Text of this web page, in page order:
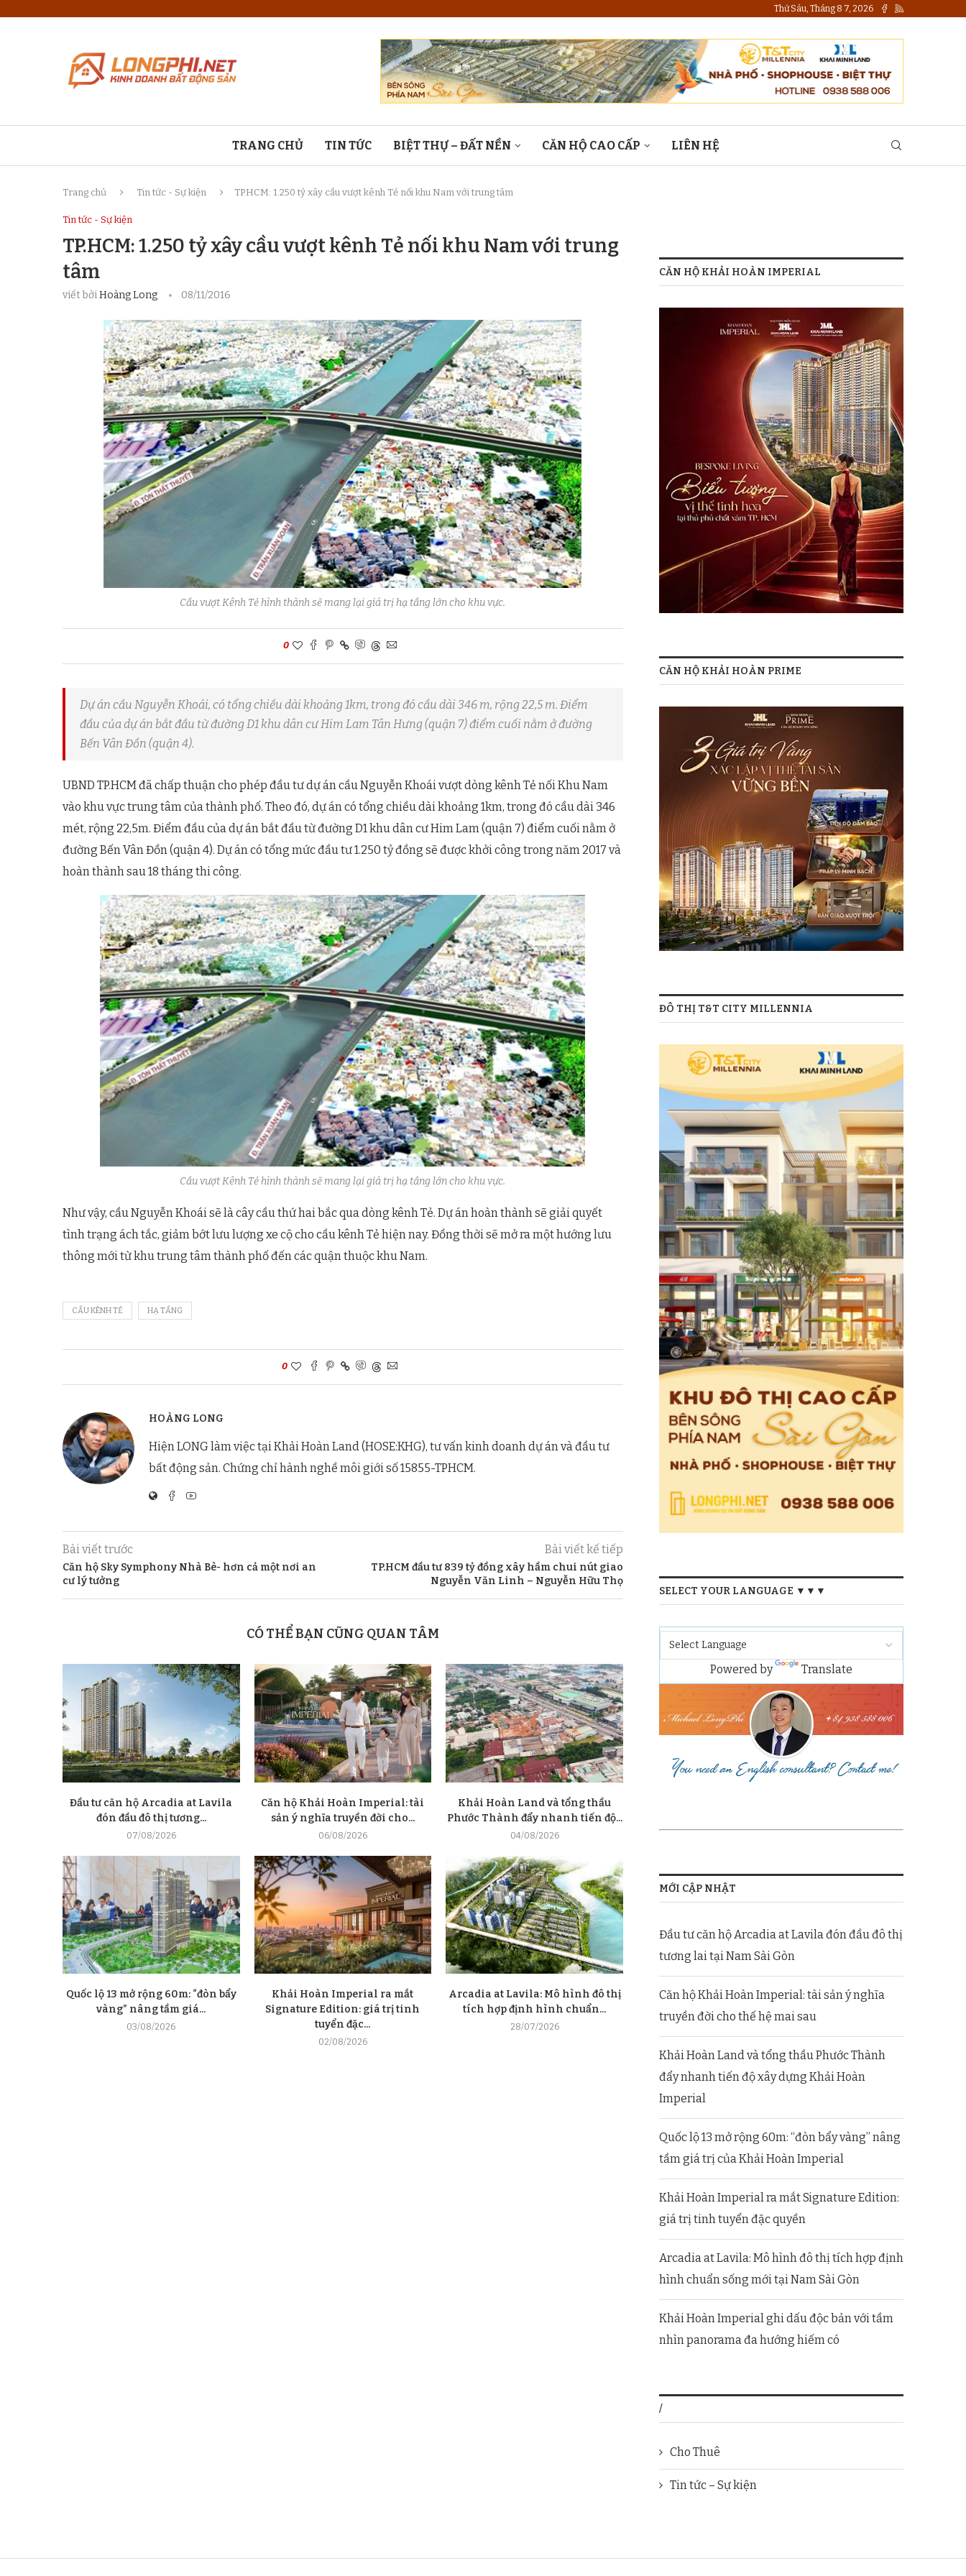
Thứ Sáu, Tháng 8 7, 2026
TRANG CHỦ TIN TỨC BIỆT THỰ – ĐẤT NỀN CĂN HỘ CAO CẤP LIÊN HỆ
Trang chủ Tin tức - Sự kiện TP.HCM: 1.250 tỷ xây cầu vượt kênh Tẻ nối khu Nam với trung tâm
Tin tức - Sự kiện
TP.HCM: 1.250 tỷ xây cầu vượt kênh Tẻ nối khu Nam với trung
tâm
viết bởiHoàng Long 08/11/2016
Cầu vượt Kênh Tẻ hình thành sẽ mang lại giá trị hạ tầng lớn cho khu vực.
0
Dự án cầu Nguyễn Khoái, có tổng chiều dài khoảng 1km, trong đó cầu dài 346 m, rộng 22,5 m. Điểm
đầu của dự án bắt đầu từ đường D1 khu dân cư Him Lam Tân Hưng (quận 7) điểm cuối nằm ở đường
Bến Vân Đồn (quận 4).
UBND TP.HCM đã chấp thuận cho phép đầu tư dự án cầu Nguyễn Khoái vượt dòng kênh Tẻ nối Khu Nam
vào khu vực trung tâm của thành phố. Theo đó, dự án có tổng chiều dài khoảng 1km, trong đó cầu dài 346
mét, rộng 22,5m. Điểm đầu của dự án bắt đầu từ đường D1 khu dân cư Him Lam (quận 7) điểm cuối nằm ở
đường Bến Vân Đồn (quận 4). Dự án có tổng mức đầu tư 1.250 tỷ đồng sẽ được khởi công trong năm 2017 và
hoàn thành sau 18 tháng thi công.
Cầu vượt Kênh Tẻ hình thành sẽ mang lại giá trị hạ tầng lớn cho khu vực.
Như vậy, cầu Nguyễn Khoái sẽ là cây cầu thứ hai bắc qua dòng kênh Tẻ. Dự án hoàn thành sẽ giải quyết
tình trạng ách tắc, giảm bớt lưu lượng xe cộ cho cầu kênh Tẻ hiện nay. Đồng thời sẽ mở ra một hướng lưu
thông mới từ khu trung tâm thành phố đến các quận thuộc khu Nam.
CẦU KÊNH TẺ HẠ TẦNG
0
HOÀNG LONG
Hiện LONG làm việc tại Khải Hoàn Land (HOSE:KHG), tư vấn kinh doanh dự án và đầu tư
bất động sản. Chứng chỉ hành nghề môi giới số 15855-TPHCM.
Bài viết trước
Căn hộ Sky Symphony Nhà Bè- hơn cả một nơi an
cư lý tưởng
Bài viết kế tiếp
TP.HCM đầu tư 839 tỷ đồng xây hầm chui nút giao
Nguyễn Văn Linh – Nguyễn Hữu Thọ
CÓ THỂ BẠN CŨNG QUAN TÂM
Đầu tư căn hộ Arcadia at Lavila
đón đầu đô thị tương...
07/08/2026
Căn hộ Khải Hoàn Imperial: tài
sản ý nghĩa truyền đời cho...
06/08/2026
Khải Hoàn Land và tổng thầu
Phước Thành đẩy nhanh tiến độ...
04/08/2026
Quốc lộ 13 mở rộng 60m: “đòn bẩy
vàng” nâng tầm giá...
03/08/2026
Khải Hoàn Imperial ra mắt
Signature Edition: giá trị tinh
tuyển đặc...
02/08/2026
Arcadia at Lavila: Mô hình đô thị
tích hợp định hình chuẩn...
28/07/2026
CĂN HỘ KHẢI HOÀN IMPERIAL
CĂN HỘ KHẢI HOÀN PRIME
ĐÔ THỊ T&T CITY MILLENNIA
SELECT YOUR LANGUAGE ▼▼▼
Powered by Translate
MỚI CẬP NHẬT
Đầu tư căn hộ Arcadia at Lavila đón đầu đô thị
tương lai tại Nam Sài Gòn
Căn hộ Khải Hoàn Imperial: tài sản ý nghĩa
truyền đời cho thế hệ mai sau
Khải Hoàn Land và tổng thầu Phước Thành
đẩy nhanh tiến độ xây dựng Khải Hoàn
Imperial
Quốc lộ 13 mở rộng 60m: “đòn bẩy vàng” nâng
tầm giá trị của Khải Hoàn Imperial
Khải Hoàn Imperial ra mắt Signature Edition:
giá trị tinh tuyển đặc quyền
Arcadia at Lavila: Mô hình đô thị tích hợp định
hình chuẩn sống mới tại Nam Sài Gòn
Khải Hoàn Imperial ghi dấu độc bản với tầm
nhìn panorama đa hướng hiếm có
/
Cho Thuê
Tin tức – Sự kiện